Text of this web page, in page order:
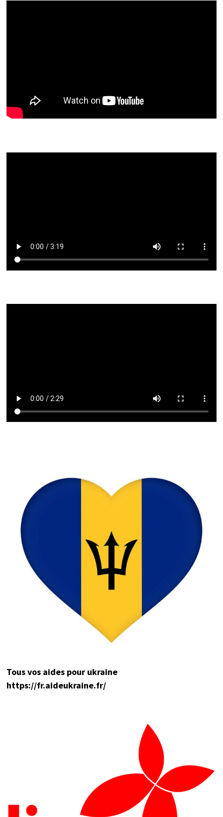
Tous vos aides pour ukraine
https://fr.aideukraine.fr/